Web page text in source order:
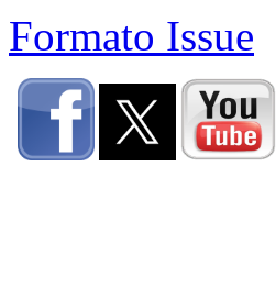
Formato Issue